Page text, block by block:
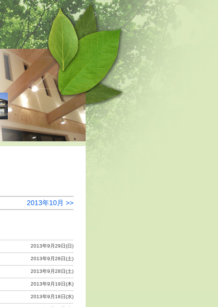
2013年10月 >>
2013年9月29日(日)
2013年9月28日(土)
2013年9月28日(土)
2013年9月19日(木)
2013年9月18日(水)